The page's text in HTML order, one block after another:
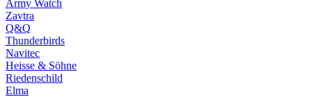
Army Watch
Zavtra
Q&Q
Thunderbirds
Navitec
Heisse & Söhne
Riedenschild
Elma